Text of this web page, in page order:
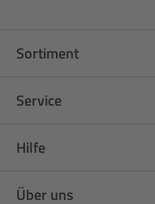
Sortiment
Service
Hilfe
Über uns